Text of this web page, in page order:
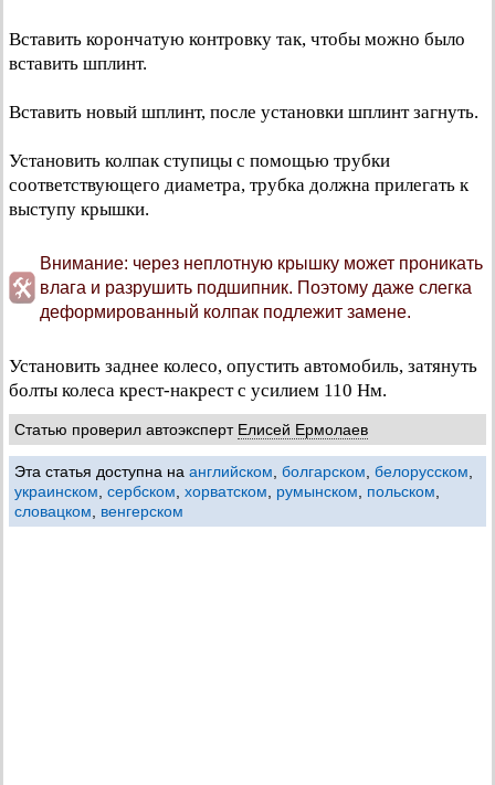
Вставить корончатую контровку так, чтобы можно было
вставить шплинт.
Вставить новый шплинт, после установки шплинт загнуть.
Установить колпак ступицы с помощью трубки
соответствующего диаметра, трубка должна прилегать к
выступу крышки.
Внимание: через неплотную крышку может проникать
влага и разрушить подшипник. Поэтому даже слегка
деформированный колпак подлежит замене.
Установить заднее колесо, опустить автомобиль, затянуть
болты колеса крест-накрест с усилием 110 Нм.
Статью проверил автоэксперт Елисей Ермолаев
Эта статья доступна на английском болгарском белорусском
украинском сербском хорватском румынском польском
словацком
венгерском